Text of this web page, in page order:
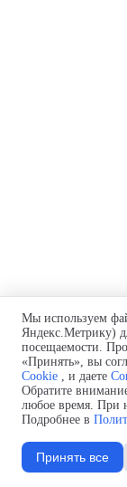
Мы используем
Яндекс.Метрику)
посещаемости.
«Принять», вы
Cookie , и даете
Обратите
любое время. При
Подробнее в
Принять все